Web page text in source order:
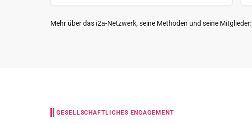
Mehr über das i2a-Netzwerk, seine Methoden und seine Mitglieder:
GESELLSCHAFTLICHES ENGAGEMENT